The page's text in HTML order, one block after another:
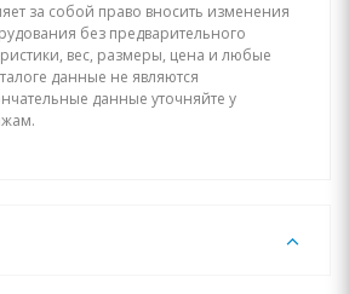
за собой право вносить изменения
без предварительного
вес, размеры, цена и любые
данные не являются
данные уточняйте у